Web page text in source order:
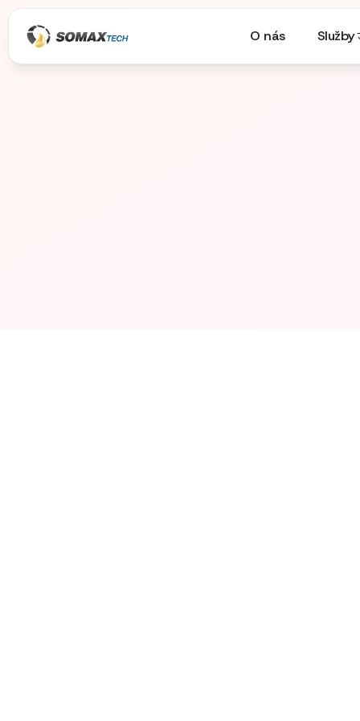
O nás Služby